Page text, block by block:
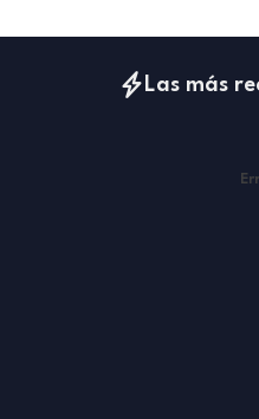
Las más